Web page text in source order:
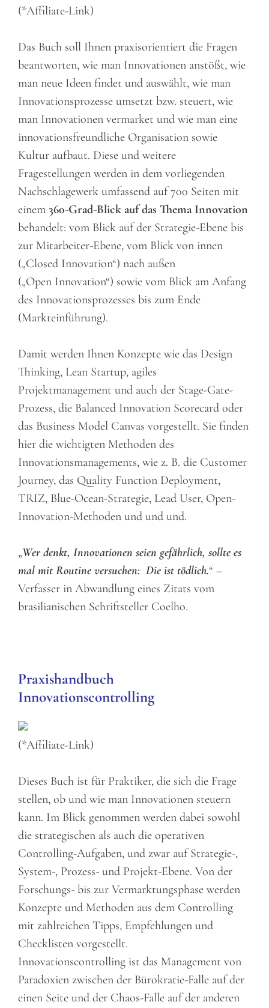
(*Affiliate-Link)
Das Buch soll Ihnen praxisorientiert die Fragen
beantworten, wie man Innovationen anstößt, wie
man neue Ideen findet und auswählt, wie man
Innovationsprozesse umsetzt bzw. steuert, wie
man Innovationen vermarket und wie man eine
innovationsfreundliche Organisation sowie
Kultur aufbaut. Diese und weitere
Fragestellungen werden in dem vorliegenden
Nachschlagewerk umfassend auf 700 Seiten mit
einem 360-Grad-Blick auf das Thema Innovation
behandelt: vom Blick auf der Strategie-Ebene bis
zur Mitarbeiter-Ebene, vom Blick von innen
(„Closed Innovation“) nach außen
(„Open Innovation“) sowie vom Blick am Anfang
des Innovationsprozesses bis zum Ende
(Markteinführung).
Damit werden Ihnen Konzepte wie das Design
Thinking, Lean Startup, agiles
Projektmanagement und auch der Stage-Gate-
Prozess, die Balanced Innovation Scorecard oder
das Business Model Canvas vorgestellt. Sie finden
hier die wichtigten Methoden des
Innovationsmanagements, wie z. B. die Customer
Journey, das Quality Function Deployment,
TRIZ, Blue-Ocean-Strategie, Lead User, Open-
Innovation-Methoden und und und.
„Wer denkt, Innovationen seien gefährlich, sollte es
mal mit Routine versuchen: Die ist tödlich.“ –
Verfasser in Abwandlung eines Zitats vom
brasilianischen Schriftsteller Coelho.
Praxishandbuch
Innovationscontrolling
(*Affiliate-Link)
Dieses Buch ist für Praktiker, die sich die Frage
stellen, ob und wie man Innovationen steuern
kann. Im Blick genommen werden dabei sowohl
die strategischen als auch die operativen
Controlling-Aufgaben, und zwar auf Strategie-,
System-, Prozess- und Projekt-Ebene. Von der
Forschungs- bis zur Vermarktungsphase werden
Konzepte und Methoden aus dem Controlling
mit zahlreichen Tipps, Empfehlungen und
Checklisten vorgestellt.
Innovationscontrolling ist das Management von
Paradoxien zwischen der Bürokratie-Falle auf der
einen Seite und der Chaos-Falle auf der anderen